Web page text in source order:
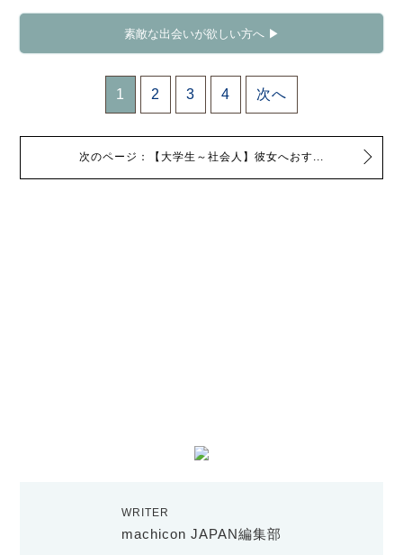
素敵な出会いが欲しい方へ ▶
1 2 3 4 次へ
次のページ：【大学生～社会人】彼女へおす...
WRITER
machicon JAPAN編集部